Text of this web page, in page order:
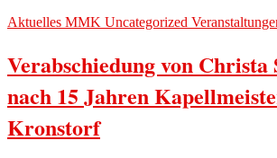
Aktuelles MMK Uncategorized
Verabschiedung von Christa
nach 15 Jahren
Kronstorf